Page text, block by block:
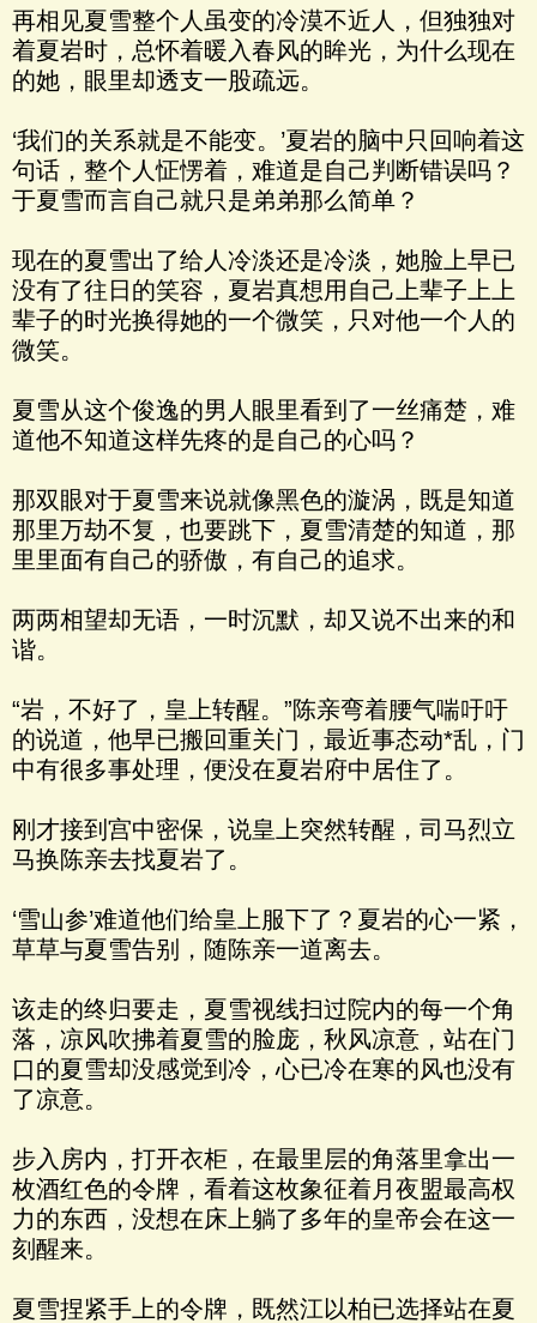
再相见夏雪整个人虽变的冷漠不近人，但独独对
着夏岩时，总怀着暖入春风的眸光，为什么现在
的她，眼里却透支一股疏远。
‘我们的关系就是不能变。’夏岩的脑中只回响着这
句话，整个人怔愣着，难道是自己判断错误吗？
于夏雪而言自己就只是弟弟那么简单？
现在的夏雪出了给人冷淡还是冷淡，她脸上早已
没有了往日的笑容，夏岩真想用自己上辈子上上
辈子的时光换得她的一个微笑，只对他一个人的
微笑。
夏雪从这个俊逸的男人眼里看到了一丝痛楚，难
道他不知道这样先疼的是自己的心吗？
那双眼对于夏雪来说就像黑色的漩涡，既是知道
那里万劫不复，也要跳下，夏雪清楚的知道，那
里里面有自己的骄傲，有自己的追求。
两两相望却无语，一时沉默，却又说不出来的和
谐。
“岩，不好了，皇上转醒。”陈亲弯着腰气喘吁吁
的说道，他早已搬回重关门，最近事态动*乱，门
中有很多事处理，便没在夏岩府中居住了。
刚才接到宫中密保，说皇上突然转醒，司马烈立
马换陈亲去找夏岩了。
‘雪山参’难道他们给皇上服下了？夏岩的心一紧，
草草与夏雪告别，随陈亲一道离去。
该走的终归要走，夏雪视线扫过院内的每一个角
落，凉风吹拂着夏雪的脸庞，秋风凉意，站在门
口的夏雪却没感觉到冷，心已冷在寒的风也没有
了凉意。
步入房内，打开衣柜，在最里层的角落里拿出一
枚酒红色的令牌，看着这枚象征着月夜盟最高权
力的东西，没想在床上躺了多年的皇帝会在这一
刻醒来。
夏雪捏紧手上的令牌，既然江以柏已选择站在夏